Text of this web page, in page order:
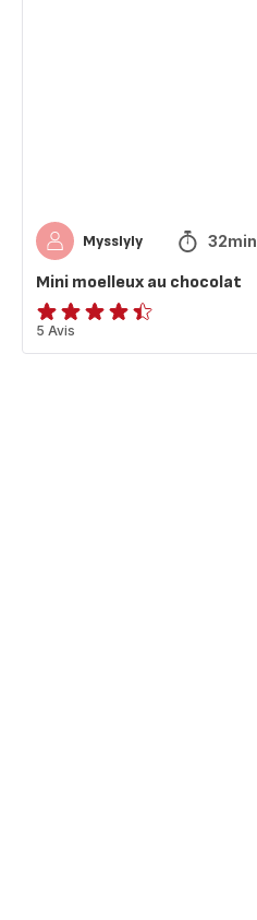
Mysslyly 32min
Mini moelleux au chocolat
ratings.4.4
5 Avis